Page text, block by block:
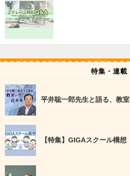
特集・連載
平井聡一郎先生と語る、教
【特集】GIGAスクール構想